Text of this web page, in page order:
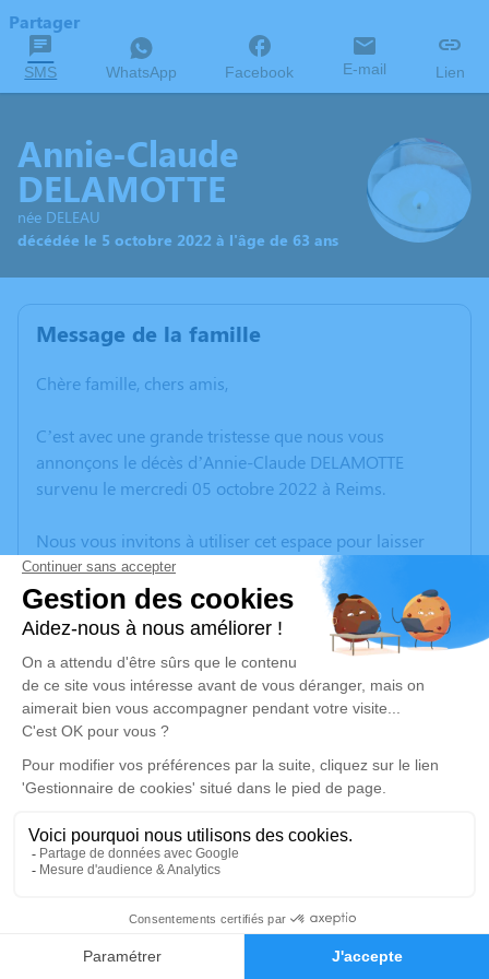
Faire-part Hommages
Partager
SMS WhatsApp Facebook E-mail Lien
Annie-Claude
DELAMOTTE
née DELEAU
décédée le 5 octobre 2022 à l'âge de 63 ans
Message de la famille
Chère famille, chers amis,
C’est avec une grande tristesse que nous vous
annonçons le décès d’Annie-Claude DELAMOTTE
survenu le mercredi 05 octobre 2022 à Reims.
Nous vous invitons à utiliser cet espace pour laisser
vos condoléances, partager des photos souvenirs, une
anecdote ou exprimer vos pensées à travers des
poèmes ou des textes. Cet endroit est un lieu
d'expression dédié à honorer la mémoire d’Annie-
Claude DELAMOTTE.
Un service de plantation d’arbre hommage est
disponible ici
Cérémonie religieuse
Église de Neufchâtel-sur-Aisne
02190 Neufchatel Sur Aisne